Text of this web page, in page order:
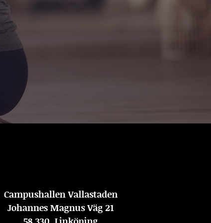
Campushallen Vallastaden
Johannes Magnus Väg 21